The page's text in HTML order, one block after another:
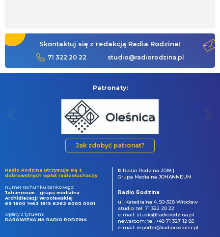
Skontaktuj się z redakcją Radia Rodzina!
71 322 20 22 studio@radiorodzina.pl
Patronaty:
Jak zdobyć patronat?
Radio Rodzina utrzymuje się z
dobrowolnych wpłat radiosłuchaczy.
numer rachunku bankowego:
Johanneum - grupa medialna
Archidiecezji Wrocławskiej
69 1600 1462 1813 6262 6000 0001
wpłaty z tytułem:
DAROWIZNA NA RADIO RODZINA
© Radio Rodzina 2018 |
Grupa Medialna JOHANNEUM
Radio Rodzina
ul. Katedralna 4, 50-328 Wrocław
studio: tel. 71 322 20 22
e-mail: studio@radiorodzina.pl
newsroom: tel. +48 71 327 12 85
e-mail: reporter@radiorodzina.pl